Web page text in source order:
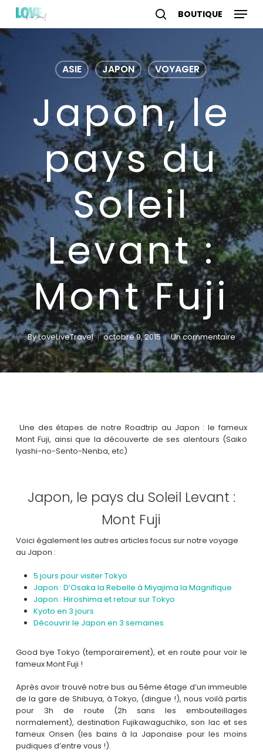
main
content
search account
Menu
ASIE JAPON VOYAGER
Japon, le
pays du
Soleil
Levant :
Mont Fuji
ByLoveLiveTravel octobre 9, 2015 Un commentaire
Une des étapes de notre Roadtrip au Japon : le fameux
Mont Fuji, ainsi que la découverte de ses alentours (Saiko
Iyashi-no-Sento-Nenba, etc)
Japon, le pays du Soleil Levant :
Mont Fuji
Voici également les autres articles focus sur notre voyage
au Japon :
5 jours pour visiter Tokyo
Japon : D’Osaka la Rebelle à Miyajima la Magnifique
Japon : Hiroshima et retour sur Tokyo
Kyoto en 3 jours
Découvrir le Japon en 3 semaines
Good bye Tokyo (temporairement), et en route pour voir le
fameux Mont Fuji !
Après avoir trouvé notre bus au 5ème étage d’un immeuble
de la gare de Shibuya, à Tokyo, (dingue !), nous voilà partis
pour 3h de route (2h sans les embouteillages
normalement), destination Fujikawaguchiko, son lac et ses
fameux Onsen (les bains à la Japonaise pour les moins
pudiques d’entre vous !).